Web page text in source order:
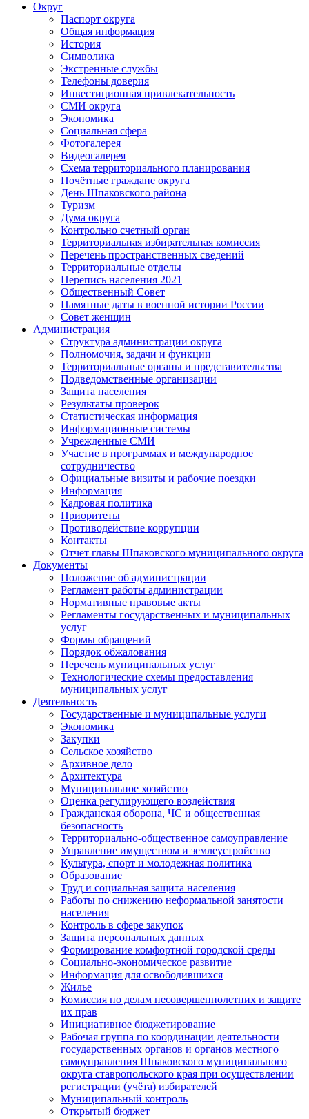
Округ
Паспорт округа
Общая информация
История
Символика
Экстренные службы
Телефоны доверия
Инвестиционная привлекательность
СМИ округа
Экономика
Социальная сфера
Фотогалерея
Видеогалерея
Схема территориального планирования
Почётные граждане округа
День Шпаковского района
Туризм
Дума округа
Контрольно счетный орган
Территориальная избирательная комиссия
Перечень пространственных сведений
Территориальные отделы
Перепись населения 2021
Общественный Совет
Памятные даты в военной истории России
Совет женщин
Администрация
Структура администрации округа
Полномочия, задачи и функции
Территориальные органы и представительства
Подведомственные организации
Защита населения
Результаты проверок
Статистическая информация
Информационные системы
Учрежденные СМИ
Участие в программах и международное
сотрудничество
Официальные визиты и рабочие поездки
Информация
Кадровая политика
Приоритеты
Противодействие коррупции
Контакты
Отчет главы Шпаковского муниципального округа
Документы
Положение об администрации
Регламент работы администрации
Нормативные правовые акты
Регламенты государственных и муниципальных
услуг
Формы обращений
Порядок обжалования
Перечень муниципальных услуг
Технологические схемы предоставления
муниципальных услуг
Деятельность
Государственные и муниципальные услуги
Экономика
Закупки
Сельское хозяйство
Архивное дело
Архитектура
Муниципальное хозяйство
Оценка регулирующего воздействия
Гражданская оборона, ЧС и общественная
безопасность
Территориально-общественное самоуправление
Управление имуществом и землеустройство
Культура, спорт и молодежная политика
Образование
Труд и социальная защита населения
Работы по снижению неформальной занятости
населения
Контроль в сфере закупок
Защита персональных данных
Формирование комфортной городской среды
Социально-экономическое развитие
Информация для освободившихся
Жилье
Комиссия по делам несовершеннолетних и защите
их прав
Инициативное бюджетирование
Рабочая группа по координации деятельности
государственных органов и органов местного
самоуправления Шпаковского муниципального
округа ставропольского края при осуществлении
регистрации (учёта) избирателей
Муниципальный контроль
Открытый бюджет